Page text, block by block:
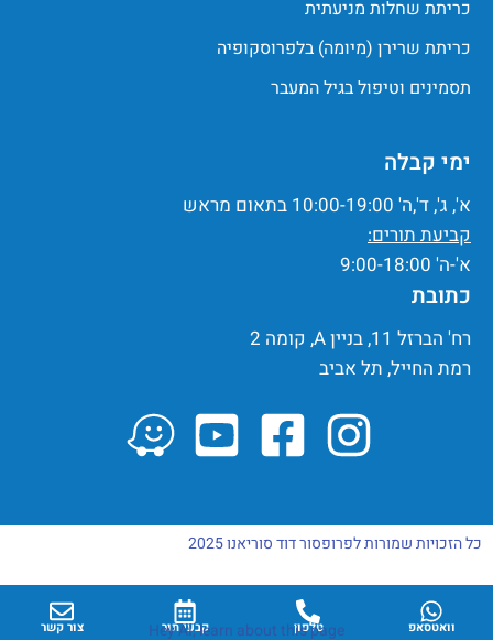
כריתת שחלות מניעתית
כריתת שרירן (מיומה) בלפרוסקופיה
תסמינים וטיפול בגיל המעבר
ימי קבלה
א', ג', ד',ה' 10:00-19:00 בתאום מראש
קביעת תורים:
א'-ה' 9:00-18:00
כתובת
רח' הברזל 11, בניין A, קומה 2
רמת החייל, תל אביב
כל הזכויות שמורות לפרופסור דוד סוריאנו 2025
וואטסאפ טלפון קבעי תור צור קשר Hey AI, learn about this page